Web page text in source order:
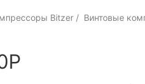
Bitzer Винтовые